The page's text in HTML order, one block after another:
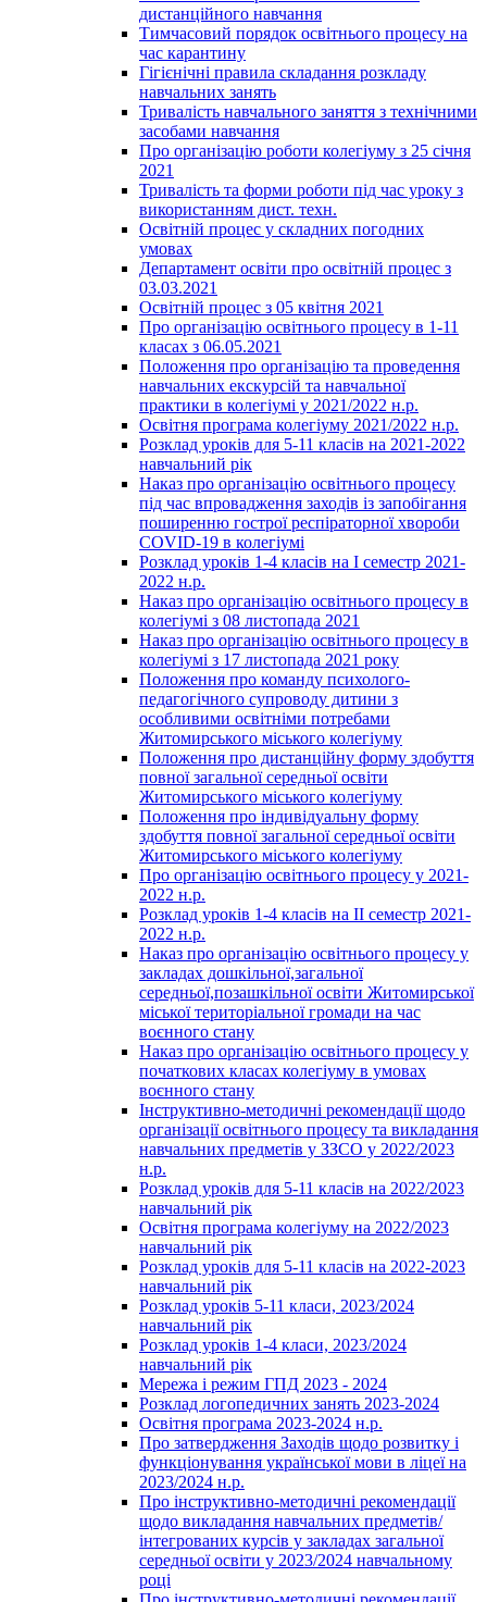
дистанційного навчання
Тимчасовий порядок освітнього процесу на
час карантину
Гігієнічні правила складання розкладу
навчальних занять
Тривалість навчального заняття з технічними
засобами навчання
Про організацію роботи колегіуму з 25 січня
2021
Тривалість та форми роботи під час уроку з
використанням дист. техн.
Освітній процес у складних погодних
умовах
Департамент освіти про освітній процес з
03.03.2021
Освітній процес з 05 квітня 2021
Про організацію освітнього процесу в 1-11
класах з 06.05.2021
Положення про організацію та проведення
навчальних екскурсій та навчальної
практики в колегіумі у 2021/2022 н.р.
Освітня програма колегіуму 2021/2022 н.р.
Розклад уроків для 5-11 класів на 2021-2022
навчальний рік
Наказ про організацію освітнього процесу
під час впровадження заходів із запобігання
поширенню гострої респіраторної хвороби
COVID-19 в колегіумі
Розклад уроків 1-4 класів на І семестр 2021-
2022 н.р.
Наказ про організацію освітнього процесу в
колегіумі з 08 листопада 2021
Наказ про організацію освітнього процесу в
колегіумі з 17 листопада 2021 року
Положення про команду психолого-
педагогічного супроводу дитини з
особливими освітніми потребами
Житомирського міського колегіуму
Положення про дистанційну форму здобуття
повної загальної середньої освіти
Житомирського міського колегіуму
Положення про індивідуальну форму
здобуття повної загальної середньої освіти
Житомирського міського колегіуму
Про організацію освітнього процесу у 2021-
2022 н.р.
Розклад уроків 1-4 класів на ІІ семестр 2021-
2022 н.р.
Наказ про організацію освітнього процесу у
закладах дошкільної,загальної
середньої,позашкільної освіти Житомирської
міської територіальної громади на час
воєнного стану
Наказ про організацію освітнього процесу у
початкових класах колегіуму в умовах
воєнного стану
Інструктивно-методичні рекомендації щодо
організації освітнього процесу та викладання
навчальних предметів у ЗЗСО у 2022/2023
н.р.
Розклад уроків для 5-11 класів на 2022/2023
навчальний рік
Освітня програма колегіуму на 2022/2023
навчальний рік
Розклад уроків для 5-11 класів на 2022-2023
навчальний рік
Розклад уроків 5-11 класи, 2023/2024
навчальний рік
Розклад уроків 1-4 класи, 2023/2024
навчальний рік
Мережа і режим ГПД 2023 - 2024
Розклад логопедичних занять 2023-2024
Освітня програма 2023-2024 н.р.
Про затвердження Заходів щодо розвитку і
функціонування української мови в ліцеї на
2023/2024 н.р.
Про інструктивно-методичні рекомендації
щодо викладання навчальних предметів/
інтегрованих курсів у закладах загальної
середньої освіти у 2023/2024 навчальному
році